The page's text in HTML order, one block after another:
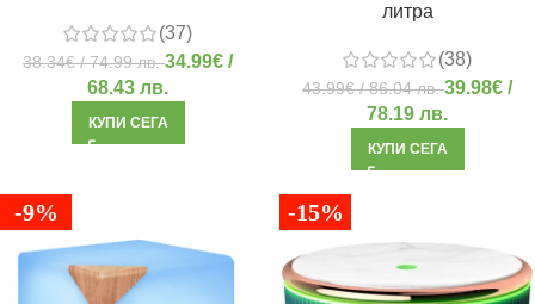
(37)
38.34€/ 74.99 лв.34.99€ /
68.43 лв.
КУПИ СЕГА
литра
(38)
43.99€/ 86.04 лв.39.98€ /
78.19 лв.
КУПИ СЕГА
-9% -15%